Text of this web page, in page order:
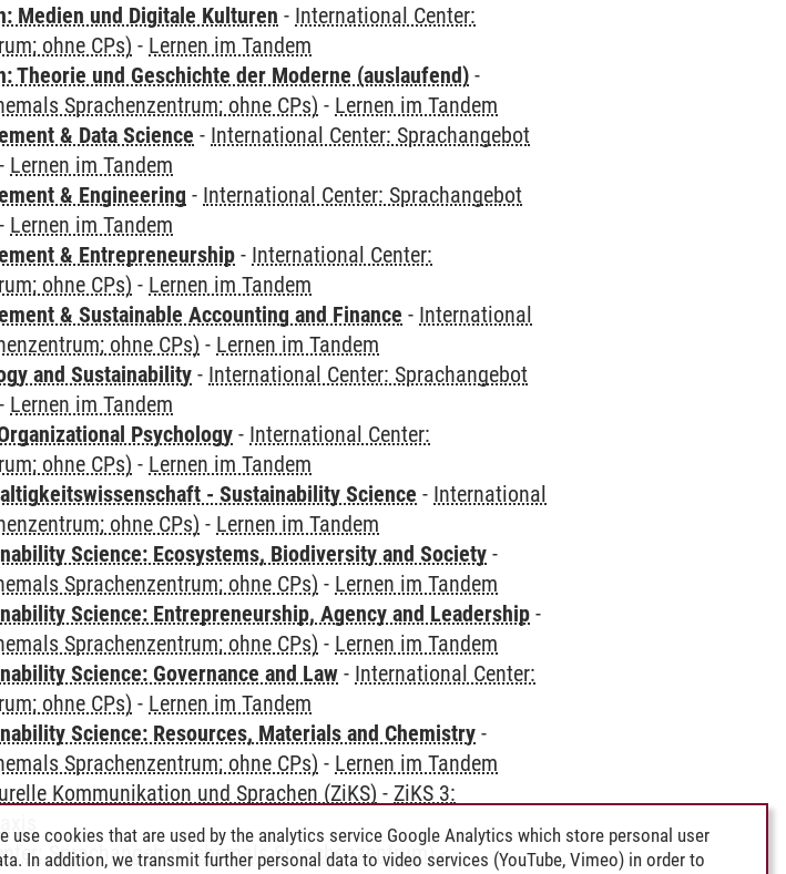
Medien und Digitale Kulturen - International Center:
ohne CPs) - Lernen im Tandem
Theorie und Geschichte der Moderne (auslaufend) -
Sprachenzentrum; ohne CPs) - Lernen im Tandem
& Data Science - International Center: Sprachangebot
- Lernen im Tandem
& Engineering - International Center: Sprachangebot
- Lernen im Tandem
& Entrepreneurship - International Center:
ohne CPs) - Lernen im Tandem
& Sustainable Accounting and Finance - International
ohne CPs) - Lernen im Tandem
and Sustainability - International Center: Sprachangebot
- Lernen im Tandem
Psychology - International Center:
ohne CPs) - Lernen im Tandem
- Sustainability Science - International
ohne CPs) - Lernen im Tandem
Science: Ecosystems, Biodiversity and Society -
Sprachenzentrum; ohne CPs) - Lernen im Tandem
Science: Entrepreneurship, Agency and Leadership -
Sprachenzentrum; ohne CPs) - Lernen im Tandem
Science: Governance and Law - International Center:
ohne CPs) - Lernen im Tandem
Science: Resources, Materials and Chemistry -
Sprachenzentrum; ohne CPs) - Lernen im Tandem
Kommunikation und Sprachen (ZiKS) - ZiKS 3:
Sprachangebot (ehemals Sprachenzentrum)-
use cookies that are used by the analytics service Google Analytics which store personal user
In addition, we transmit further personal data to video services (YouTube, Vimeo) in order to